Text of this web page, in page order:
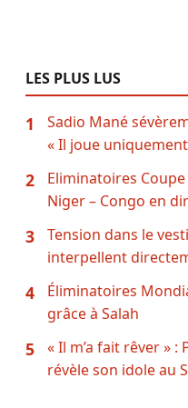
LES PLUS LUS
1
Sadio Mané
« Il joue
2
Eliminatoires
Niger – Congo en
3
Tension dans le
interpellent
4
Éliminatoires
grâce à Salah
5
« Il m’a fait rêver »
révèle son idole au